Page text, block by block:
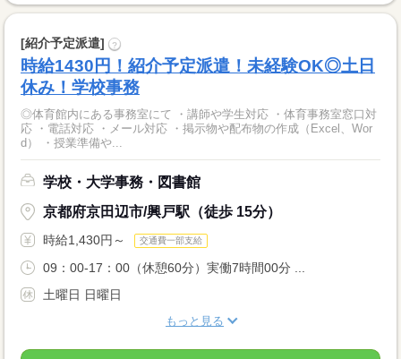
[紹介予定派遣] ?
時給1430円！紹介予定派遣！未経験OK◎土日
休み！学校事務
◎体育館内にある事務室にて ・講師や学生対応 ・体育事務室窓口対
応 ・電話対応 ・メール対応 ・掲示物や配布物の作成（Excel、Wor
d） ・授業準備や...
学校・大学事務・図書館
京都府京田辺市/興戸駅（徒歩 15分）
時給1,430円～ 交通費一部支給
09：00-17：00（休憩60分）実働7時間00分 ...
土曜日 日曜日
もっと見る